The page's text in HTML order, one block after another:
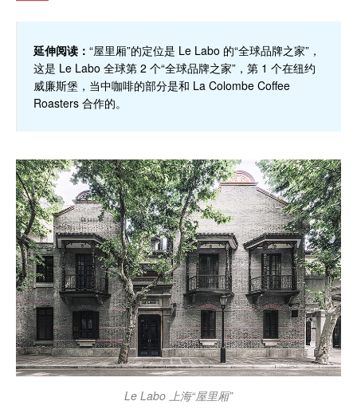
延伸阅读： “屋里厢”的定位是 Le Labo 的“全球品牌之家”，
这是 Le Labo 全球第 2 个“全球品牌之家”，第 1 个在纽约
威廉斯堡，当中咖啡的部分是和 La Colombe Coffee
Roasters 合作的。
Le Labo 上海“屋里厢”